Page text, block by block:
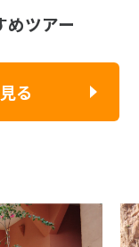
めツアー
る